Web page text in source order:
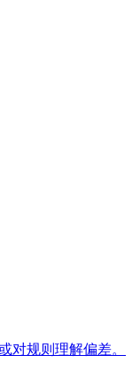
对规则理解偏差。